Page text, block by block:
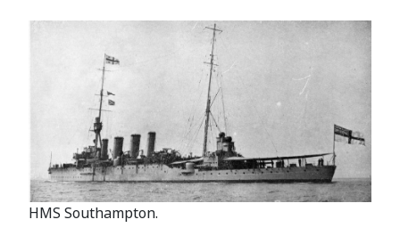
HMS Southampton.